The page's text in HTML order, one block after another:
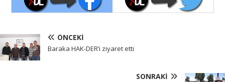
ÖNCEKI
Baraka HAK-DER’i ziyaret etti
SONRAKI